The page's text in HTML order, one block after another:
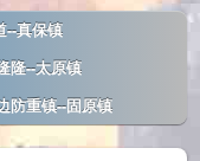
--真保镇
隆--太原镇
防重镇--固原镇